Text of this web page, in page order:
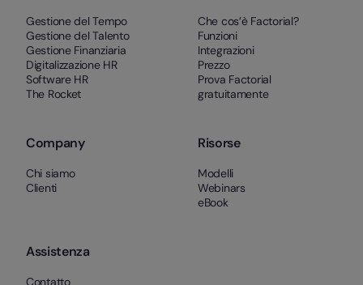
Gestione del Tempo
Gestione del Talento
Gestione Finanziaria
Digitalizzazione HR
Software HR
The Rocket
Che cos’è Factorial?
Funzioni
Integrazioni
Prezzo
Prova Factorial
gratuitamente
Company
Chi siamo
Clienti
Risorse
Modelli
Webinars
eBook
Assistenza
Contatto